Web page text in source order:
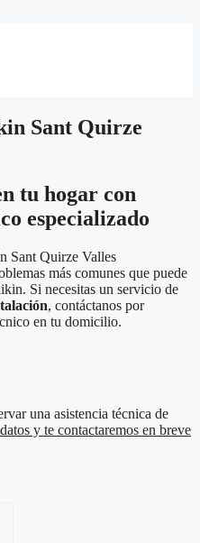
Sant Quirze
tu hogar con
especializado
Sant Quirze Valles
más comunes que puede
Si necesitas un servicio de
, contáctanos por
en tu domicilio.
una asistencia técnica de
y te contactaremos en breve